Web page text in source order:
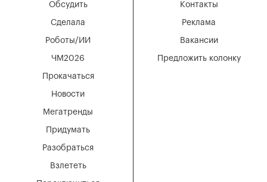
Мегатренды
Придумать
Разобраться
Взлететь
Новости
Обсудить
Сделала
Роботы/ИИ
ЧМ2026
Прокачаться
Вакансии
Реклама
Контакты
Предложить колонку